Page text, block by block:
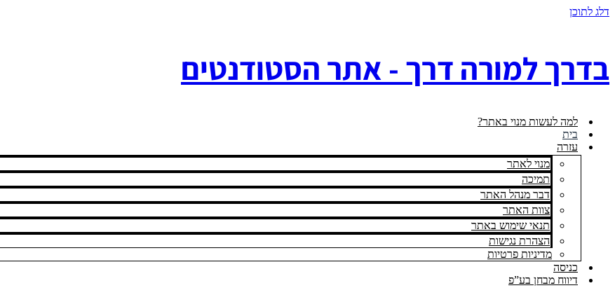
דלג לתוכן
בדרך למורה דרך - אתר הסטודנטים
למה לעשות מנוי באתר?
בית
עזרה
מנוי לאתר
תמיכה
דבר מנהל האתר
צוות האתר
תנאי שימוש באתר
הצהרת נגישות
מדיניות פרטיות
כניסה
דיווח מבחן בע”פ